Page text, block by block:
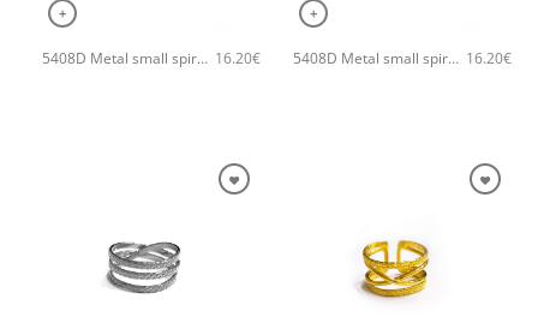
+
5408D Metal small spiral χειροποίητο δαχτυλιδι Catherine bijoux Χρυσό 16.20€
+
5408D Metal small spiral χειροποίητο δαχτυλιδι Catherine bijoux Ροζ χρυσό 16.20€